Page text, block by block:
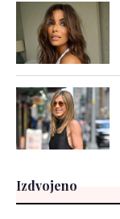
Izdvojeno